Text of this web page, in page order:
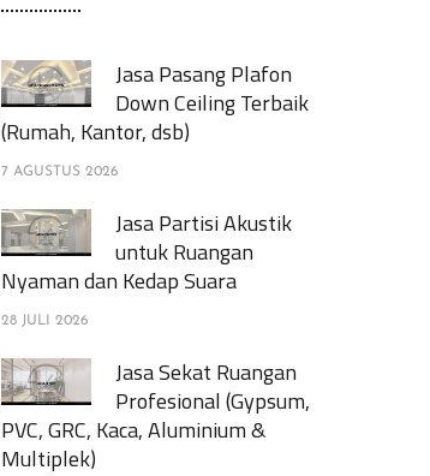
Jasa Pasang Plafon
Down Ceiling Terbaik
(Rumah, Kantor, dsb)
7 AGUSTUS 2026
Jasa Partisi Akustik
untuk Ruangan
Nyaman dan Kedap Suara
28 JULI 2026
Jasa Sekat Ruangan
Profesional (Gypsum,
PVC, GRC, Kaca, Aluminium &
Multiplek)